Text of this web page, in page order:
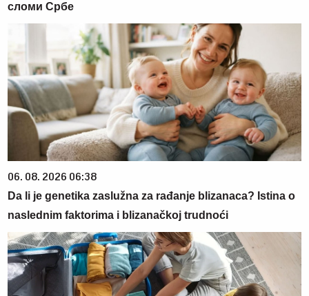
сломи Србе
06. 08. 2026 06:38
Da li je genetika zaslužna za rađanje blizanaca? Istina o
naslednim faktorima i blizanačkoj trudnoći